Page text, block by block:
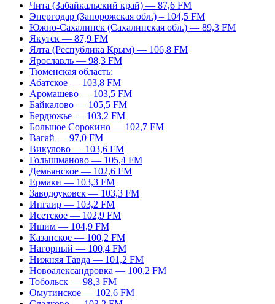
Чита (Забайкальский край) — 87,6 FM
Энергодар (Запорожская обл.) – 104,5 FM
Южно-Сахалинск (Сахалинская обл.) — 89,3 FM
Якутск — 87,9 FM
Ялта (Республика Крым) — 106,8 FM
Ярославль — 98,3 FM
Тюменская область:
Абатское — 103,8 FM
Аромашево — 103,5 FM
Байкалово — 105,5 FM
Бердюжье — 103,2 FM
Большое Сорокино — 102,7 FM
Вагай — 97,0 FM
Викулово — 103,6 FM
Голышманово — 105,4 FM
Демьянское — 102,6 FM
Ермаки — 103,3 FM
Заводоуковск — 103,3 FM
Ингаир — 103,2 FM
Исетское — 102,9 FM
Ишим — 104,9 FM
Казанское — 100,2 FM
Нагорный — 100,4 FM
Нижняя Тавда — 101,2 FM
Новоалександровка — 100,2 FM
Тобольск — 98,3 FM
Омутинское — 102,6 FM